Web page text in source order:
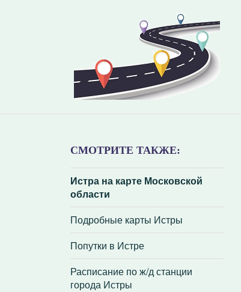
СМОТРИТЕ ТАКЖЕ:
Истра на карте Московской
области
Подробные карты Истры
Попутки в Истре
Расписание по ж/д станции
города Истры